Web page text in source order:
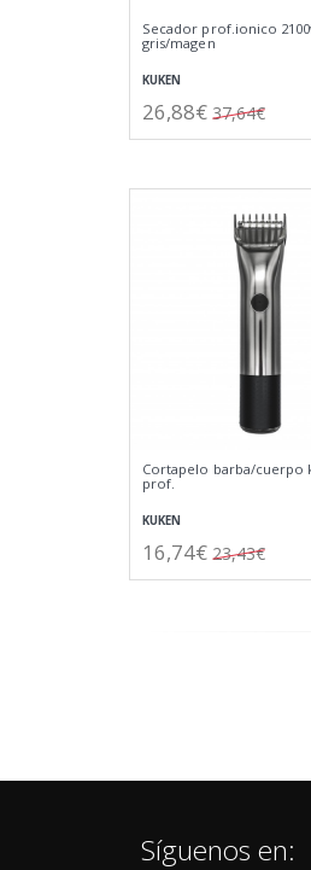
Secador prof.ionico
gris/magen
KUKEN
26,88€ 37,64€
Cortapelo barba/cuerpo
prof.
KUKEN
16,74€ 23,43€
Síguenos en: